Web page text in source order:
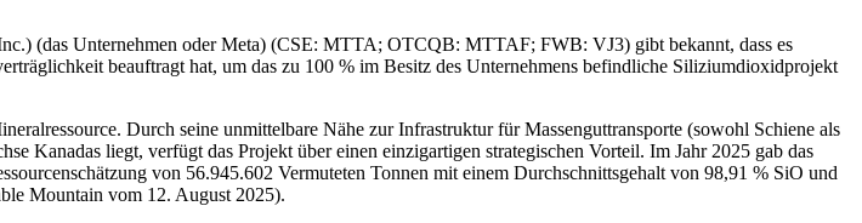
(das Unternehmen oder Meta) (CSE: MTTA; OTCQB: MTTAF; FWB: VJ3) gibt bekannt, dass es
beauftragt hat, um das zu 100 % im Besitz des Unternehmens befindliche Siliziumdioxidprojekt
Durch seine unmittelbare Nähe zur Infrastruktur für Massenguttransporte (sowohl Schiene als
Kanadas liegt, verfügt das Projekt über einen einzigartigen strategischen Vorteil. Im Jahr 2025 gab das
von 56.945.602 Vermuteten Tonnen mit einem Durchschnittsgehalt von 98,91 % SiO und
Mountain vom 12. August 2025).